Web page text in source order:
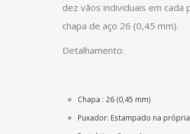
dez vãos individuais em cada
chapa de aço 26 (0,45 mm).
Detalhamento:
Chapa : 26 (0,45 mm)
Puxador: Estampado na